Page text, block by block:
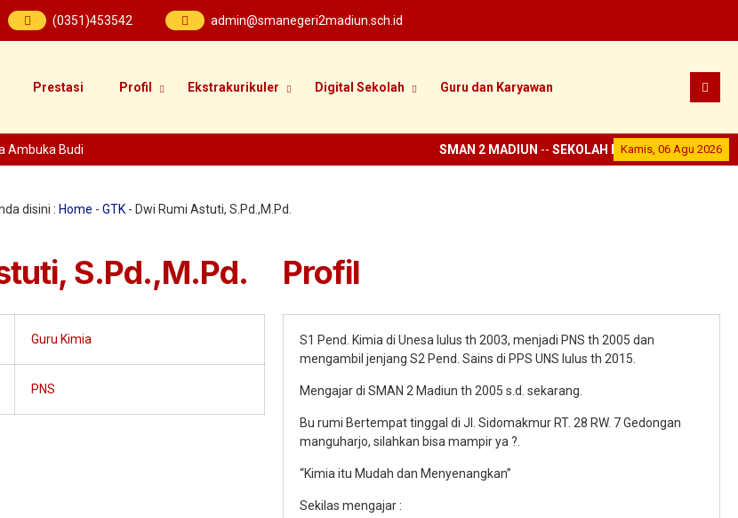
(0351)453542 admin@smanegeri2madiun.sch.id
Prestasi Profil Ekstrakurikuler Digital Sekolah Guru dan Karyawan
Kamis, 06 Agu 2026
SMAN 2 MADIUN-- SEKOLAH PRESTASI-- Widya
Budi
disini : Home - GTK - Dwi Rumi Astuti, S.Pd.,M.Pd.
S.Pd.,M.Pd.
Guru Kimia
PNS
Profil
S1 Pend. Kimia di Unesa lulus th 2003, menjadi PNS th 2005 dan
mengambil jenjang S2 Pend. Sains di PPS UNS lulus th 2015.
Mengajar di SMAN 2 Madiun th 2005 s.d. sekarang.
Bu rumi Bertempat tinggal di Jl. Sidomakmur RT. 28 RW. 7 Gedongan
manguharjo, silahkan bisa mampir ya ?.
“Kimia itu Mudah dan Menyenangkan”
Sekilas mengajar :